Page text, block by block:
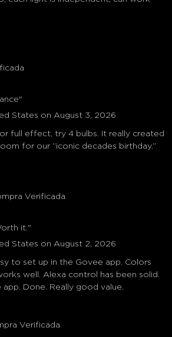
States on August 3, 2026
full effect, try 4 bulbs. It really created
for our “iconic decades birthday.”
Verificada
it."
States on August 2, 2026
to set up in the Govee app. Colors
well. Alexa control has been solid.
app. Done. Really good value.
Verificada